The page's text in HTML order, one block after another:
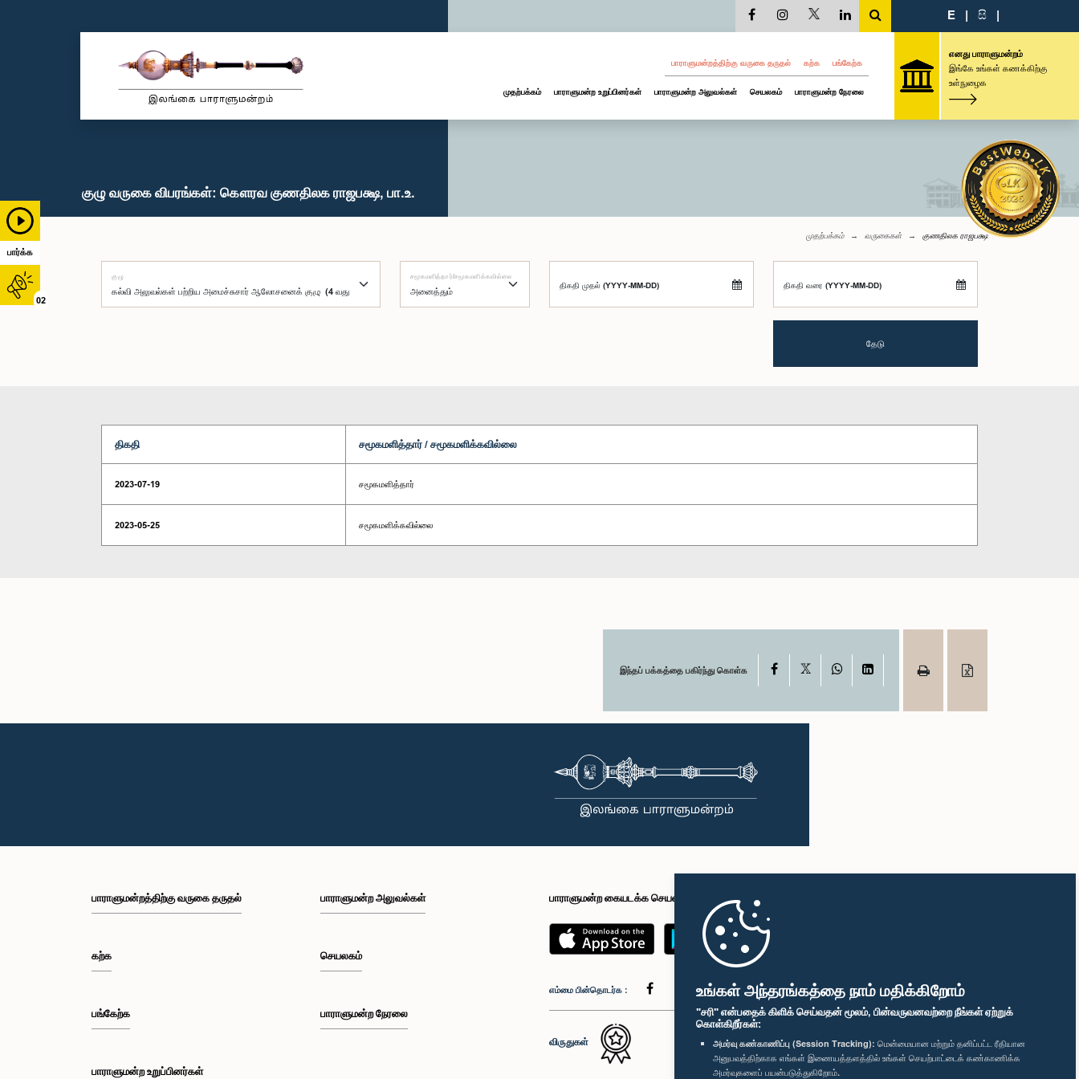
உங்கள் அந்தரங்கத்தை நாம் மதிக்கிறோம்
"சரி" என்பதைக் கிளிக் செய்வதன் மூலம், பின்வருவனவற்றை நீங்கள் ஏற்றுக்
கொள்கிறீர்கள்:
அமர்வு கண்காணிப்பு (Session Tracking): மென்மையான மற்றும் தனிப்பட்ட ரீதியான
அனுபவத்திற்காக எங்கள் இணையத்தளத்தில் உங்கள் செயற்பாட்டைக் கண்காணிக்க
அமர்வுகளைப் பயன்படுத்துகிறோம்.
பார்க்க
02
E | සි |
பாராளுமன்றத்திற்கு வருகை தருதல் கற்க பங்கேற்க
முதற்பக்கம் பாராளுமன்ற உறுப்பினர்கள் பாராளுமன்ற அலுவல்கள் செயலகம் பாராளுமன்ற நேரலை
எனது பாராளுமன்றம்
இங்கே உங்கள் கணக்கிற்கு
உள்நுழைக
குழு வருகை விபரங்கள்: கௌரவ குணதிலக ராஜபக்ஷ, பா.உ.
முதற்பக்கம் வருகைகள் குணதிலக ராஜபக்ஷ
குழு சமூகமளித்தார்/சமூகமளிக்கவில்லை
திகதி முதல் (YYYY-MM-DD) திகதி வரை (YYYY-MM-DD)
தேடு
திகதி சமூகமளித்தார் / சமூகமளிக்கவில்லை
2023-07-19 சமூகமளித்தார்
2023-05-25 சமூகமளிக்கவில்லை
இந்தப் பக்கத்தை பகிர்ந்து கொள்க Facebook WhatsAppLinkedIn
பாராளுமன்றத்திற்கு வருகை தருதல்
கற்க
பங்கேற்க
பாராளுமன்ற உறுப்பினர்கள்
பாராளுமன்ற அலுவல்கள்
செயலகம்
பாராளுமன்ற நேரலை
பாராளுமன்ற கையடக்க செயலி
எம்மை பின்தொடர்க :
விருதுகள்